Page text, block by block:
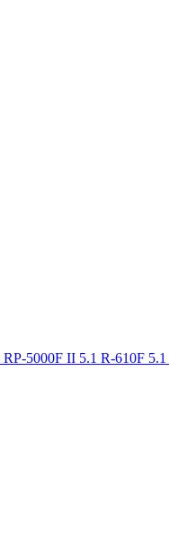
RP-5000F II 5.1 R-610F 5.1